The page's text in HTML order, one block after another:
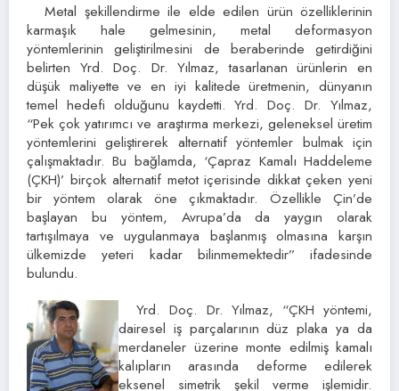
Metal şekillendirme ile elde edilen ürün özelliklerinin
karmaşık hale gelmesinin, metal deformasyon
yöntemlerinin geliştirilmesini de beraberinde getirdiğini
belirten Yrd. Doç. Dr. Yılmaz, tasarlanan ürünlerin en
düşük maliyette ve en iyi kalitede üretmenin, dünyanın
temel hedefi olduğunu kaydetti. Yrd. Doç. Dr. Yılmaz,
“Pek çok yatırımcı ve araştırma merkezi, geleneksel üretim
yöntemlerini geliştirerek alternatif yöntemler bulmak için
çalışmaktadır. Bu bağlamda, ‘Çapraz Kamalı Haddeleme
(ÇKH)’ birçok alternatif metot içerisinde dikkat çeken yeni
bir yöntem olarak öne çıkmaktadır. Özellikle Çin’de
başlayan bu yöntem, Avrupa’da da yaygın olarak
tartışılmaya ve uygulanmaya başlanmış olmasına karşın
ülkemizde yeteri kadar bilinmemektedir” ifadesinde
bulundu.
Yrd. Doç. Dr. Yılmaz, “ÇKH yöntemi,
dairesel iş parçalarının düz plaka ya da
merdaneler üzerine monte edilmiş kamalı
kalıpların arasında deforme edilerek
eksenel simetrik şekil verme işlemidir.